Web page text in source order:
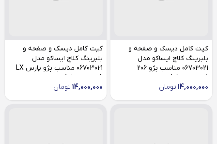
کیت کامل دیسک و صفحه و
بلبرینگ کلاچ ایساکو مدل
06703021 مناسب پژو 206
(صفحه بزرگ)
14,000,000 تومان
کیت کامل دیسک و صفحه و
بلبرینگ کلاچ ایساکو مدل
06703021 مناسب پژو پارس LX
(صفحه بزرگ)
14,000,000 تومان